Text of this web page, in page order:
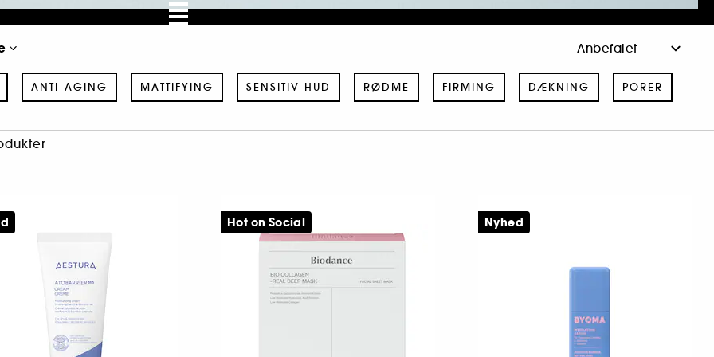
ANTI-AGING MATTIFYING SENSITIV HUD RØDME FIRMING DÆKNING PORER
Hot on Social Nyhed